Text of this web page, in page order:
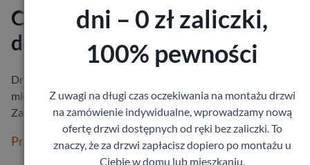
Czym się kierować kupując
do pokoju?
Drzwi pokojowe mają ogromny wpływ na ostateczny wygląd
mieszkania. Nie pozostawiaj więc wyboru skrzydła
Zanim pójdziesz na zaku…
Przeczytaj więcej
dni – 0 zł zaliczki,
100% pewności
Z uwagi na długi czas oczekiwania na montażu drzwi
na zamówienie indywidualne, wprowadzamy nową
ofertę drzwi dostępnych od ręki bez zaliczki. To
znaczy, że za drzwi zapłacisz dopiero po montażu u
Ciebie w domu lub mieszkaniu.